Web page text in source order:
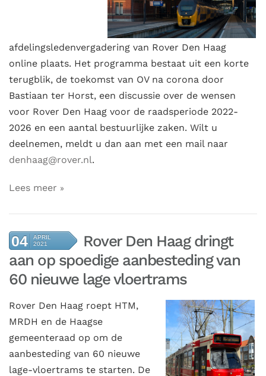
afdelingsledenvergadering van Rover Den Haag
online plaats. Het programma bestaat uit een korte
terugblik, de toekomst van OV na corona door
Bastiaan ter Horst, een discussie over de wensen
voor Rover Den Haag voor de raadsperiode 2022-
2026 en een aantal bestuurlijke zaken. Wilt u
deelnemen, meldt u dan aan met een mail naar
denhaag@rover.nl.
Lees meer
04
APRIL
2021
Rover Den Haag dringt
aan op spoedige aanbesteding van
60 nieuwe lage vloertrams
Rover Den Haag roept HTM,
MRDH en de Haagse
gemeenteraad op om de
aanbesteding van 60 nieuwe
lage-vloertrams te starten. De